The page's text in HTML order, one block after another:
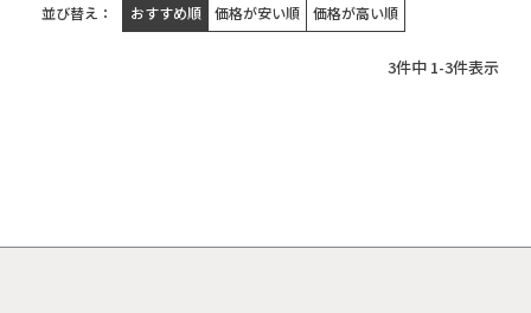
並び替え おすすめ順 価格が安い順 価格が高い順
3件中 1-3件表示